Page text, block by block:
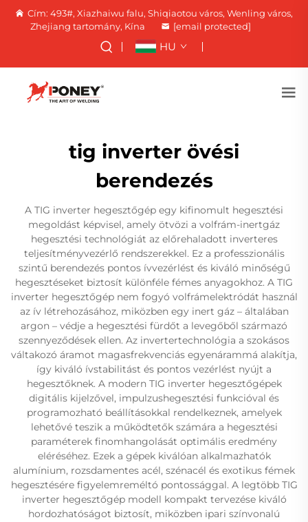
Cím: 493#, Xiazhaiwu falu, Shiqiaotou város, Wenling város,
Zhejiang tartomány, Kína
[email protected]
HU
tig inverter övési
berendezés
A TIG inverter hegesztőgép egy kifinomult hegesztési
megoldást képvisel, amely ötvözi a volfrám-inertgáz
hegesztési technológiát az előrehaladott inverteres
teljesítményvezérlő rendszerekkel. Ez a professzionális
szintű berendezés pontos ívvezérlést és kiváló minőségű
hegesztéseket biztosít különféle fémes anyagokhoz. A TIG
inverter hegesztőgép nem fogyó volfrámelektródát használ
az ív létrehozásához, miközben egy inert gáz – általában
argon – védje a hegesztési fürdőt a levegőből származó
szennyeződések ellen. Az invertertechnológia a szokásos
váltakozó áramot magasfrekvenciás egyenárammá alakítja,
így kiváló ívstabilitást és pontos vezérlést nyújt a
hegesztőknek. A modern TIG inverter hegesztőgépek
digitális kijelzővel, impulzushegesztési funkcióval és
programozható beállításokkal rendelkeznek, amelyek
lehetővé teszik a működtetők számára a hegesztési
paraméterek finomhangolását optimális eredmény
eléréséhez. Ezek a gépek kiválóan alkalmazhatók
alumínium, rozsdamentes acél, szénacél és exotikus fémek
hegesztésére figyelemreméltó pontossággal. A legtöbb TIG
inverter hegesztőgép modell kompakt tervezése kiváló
hordozhatóságot biztosít, miközben ipari színvonalú